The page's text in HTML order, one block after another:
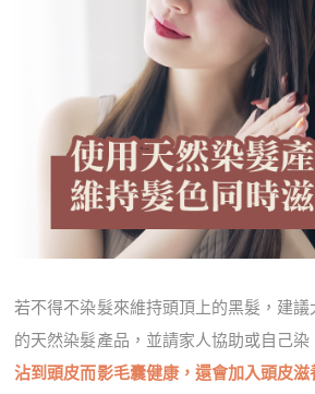
若不得不染髮來維持頭頂上的黑髮，建
的天然染髮產品，並請家人協助或自己染
沾到頭皮而影毛囊健康，還會加入頭皮滋